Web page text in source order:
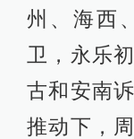
州、海西
卫，永乐
古和安南
推动下，